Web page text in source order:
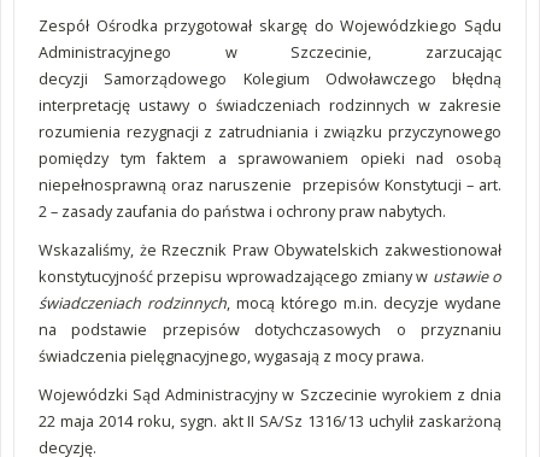
Zespół Ośrodka przygotował skargę do Wojewódzkiego Sądu
Administracyjnego w Szczecinie, zarzucając
decyzji Samorządowego Kolegium Odwoławczego błędną
interpretację ustawy o świadczeniach rodzinnych w zakresie
rozumienia rezygnacji z zatrudniania i związku przyczynowego
pomiędzy tym faktem a sprawowaniem opieki nad osobą
niepełnosprawną oraz naruszenie przepisów Konstytucji – art.
2 – zasady zaufania do państwa i ochrony praw nabytych.
Wskazaliśmy, że Rzecznik Praw Obywatelskich zakwestionował
konstytucyjność przepisu wprowadzającego zmiany w ustawie o
świadczeniach rodzinnych, mocą którego m.in. decyzje wydane
na podstawie przepisów dotychczasowych o przyznaniu
świadczenia pielęgnacyjnego, wygasają z mocy prawa.
Wojewódzki Sąd Administracyjny w Szczecinie wyrokiem z dnia
22 maja 2014 roku, sygn. akt II SA/Sz 1316/13 uchylił zaskarżoną
decyzję.